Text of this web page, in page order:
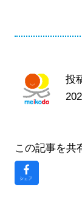
投
この記事を共